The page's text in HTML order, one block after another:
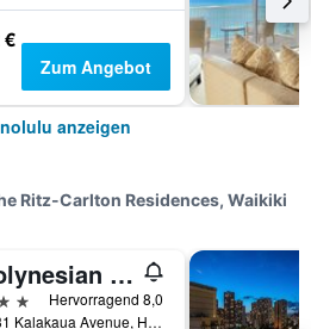
€
Zum Angebot
anzeigen
Ritz-Carlton Residences, Waikiki
Polynesian Residences Waikiki Beach
Hervorragend 8,0
2131 Kalakaua Avenue, Honolulu, Oʻahu, HI, USA